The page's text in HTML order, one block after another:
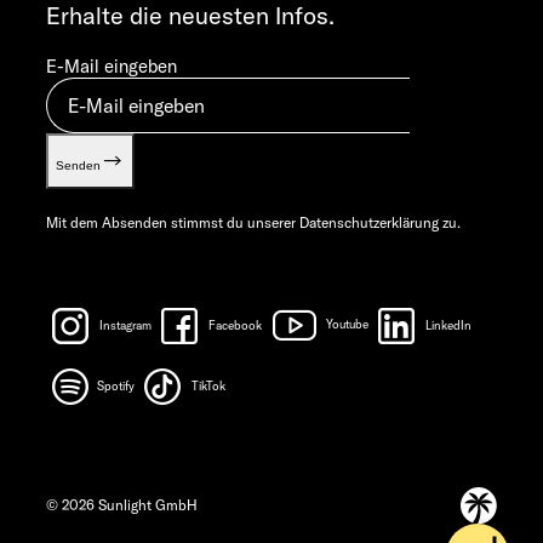
Erhalte die neuesten Infos.
E-Mail eingeben
Senden
Mit dem Absenden stimmst du unserer Datenschutzerklärung zu.
Instagram Facebook Youtube LinkedIn
Spotify TikTok
© 2026 Sunlight GmbH